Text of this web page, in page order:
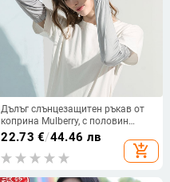
Дълъг слънцезащитен ръкав от
коприна Mulberry, с половин
пръст, дишащ, за шофиране
22.73 €/44.46 лв
add_shopping_cart